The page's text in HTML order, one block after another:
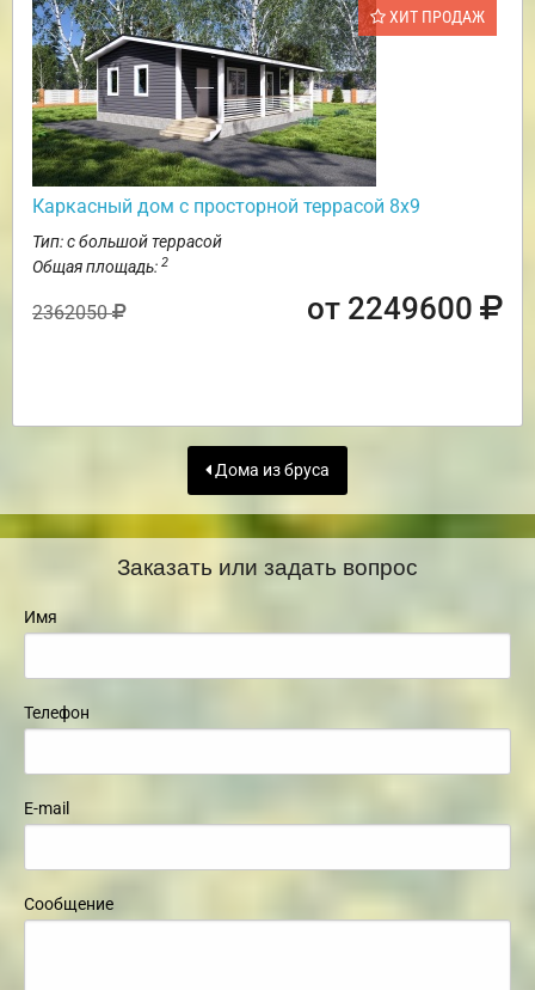
ХИТ ПРОДАЖ
Каркасный дом с просторной террасой 8х9
Тип: с большой террасой
Общая площадь: 2
2362050 от 2249600
Дома из бруса
Заказать или задать вопрос
Имя
Телефон
E-mail
Сообщение